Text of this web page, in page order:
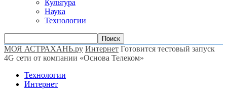
Культура
Наука
Технологии
МОЯ АСТРАХАНЬ.ру Интернет Готовится тестовый запуск
4G сети от компании «Основа Телеком»
Технологии
Интернет